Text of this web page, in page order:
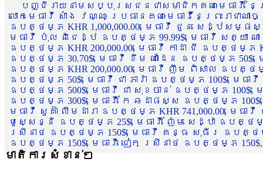
បញ្ជីរាយនាមសប្បុរសជនជាសមាជិកគណៈមេធាវី
លោកមេធាវី សាំង វណ្ណៈ ប្រធានគណៈមេធាវីនៃព្រះរា
ឧបត្ថម្ភ KHR 1,000,000.00, មេធាវី ជួន សេដ្ឋស
មេធាវី ប៉ុល ពិជេដ្ឋ ឧបត្ថម្ភ 99.99$, មេធាវី សត្យា ណ
ឧបត្ថម្ភ KHR 200,000.00, មេធាវី កាដា ជី ឧបត្ថម្ភ
ឧបត្ថម្ភ 30.70$, មេធាវី ខឹម ណាដែន ឧបត្ថម្ភ 50$,
ឧបត្ថម្ភ KHR 200,000.00, មេធាវី ញឹម ពិសាល ឧបត្ថ
ឧបត្ថម្ភ 50$, មេធាវី ជា ភារ៉ា ឧបត្ថម្ភ 100$, មេ
ឧបត្ថម្ភ 500$, មេធាវី ជា សុខចាន់ ឧបត្ថម្ភ
ឧបត្ថម្ភ 300$, មេធាវី កែ ឆដាផស្ស ឧបត្ថម្ភ
មេធាវី សួគ៌ា លឹមដារា ឧបត្ថម្ភ KHR 741,000.00, មេ
មូសេ្សន្នី ឧបត្ថម្ភ 25$, មេធាវី ញ៉ែម សេដ្ឋា ឧបត្ថ
ស្រីនាថ ឧបត្ថម្ភ 150$, មេធាវី គន្ធ សុធីរ ឧបត្ថម្ភ
ឧបត្ថម្ភ 150$, មេធាវី ជៀក ស្រីនាថ ឧបត្ថម្ភ 150$,
មាតិការសំខាន់ៗ